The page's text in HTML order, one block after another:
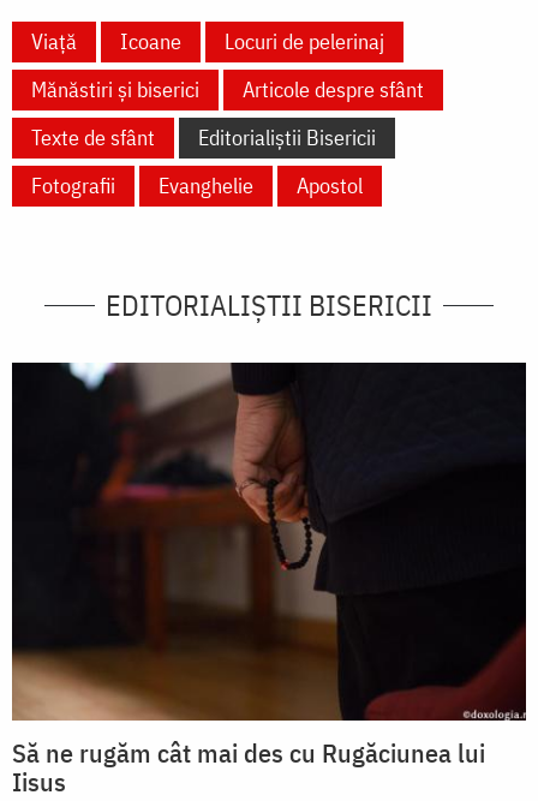
Viață Icoane
Locuri de pelerinaj
Mănăstiri și biserici
Articole despre sfânt
Texte de sfânt
Editorialiștii Bisericii
Fotografii
Evanghelie Apostol
EDITORIALIȘTII BISERICII
Să ne rugăm cât mai des cu Rugăciunea lui
Iisus